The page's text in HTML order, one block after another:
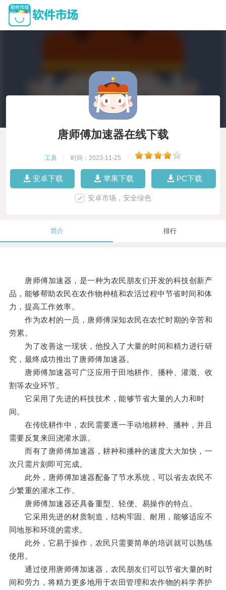
唐师傅加速器在线下载
工具 时间：2023-11-25
安卓下载 苹果下载 PC下载
安卓市场，安全绿色
简介 排行
唐师傅加速器，是一种为农民朋友们开发的科技创新产
品，能够帮助农民在农作物种植和农活过程中节省时间和体
力，提高工作效率。
作为农村的一员，唐师傅深知农民在农忙时期的辛苦和
劳累。
为了改善这一现状，他投入了大量的时间和精力进行研
究，最终成功推出了唐师傅加速器。
唐师傅加速器可广泛应用于田地耕作、播种、灌溉、收
割等农业环节。
它采用了先进的科技技术，能够节省大量的人力和时
间。
在传统耕作中，农民需要逐一手动地耕种、播种，并且
需要反复来回浇灌水源。
而有了唐师傅加速器，耕种和播种的速度大大加快，一
次只需片刻即可完成。
此外，唐师傅加速器配备了节水系统，可以省去农民不
少繁重的灌水工作。
唐师傅加速器还具备重型、轻便、易操作的特点。
它采用先进的材质制造，结构牢固、耐用，能够适应不
同地形和环境的需求。
此外，它易于操作，农民只需要简单的培训就可以熟练
使用。
通过使用唐师傅加速器，农民朋友们可以节省大量的时
间和劳力，将精力更多地用于农田管理和农作物的科学养护